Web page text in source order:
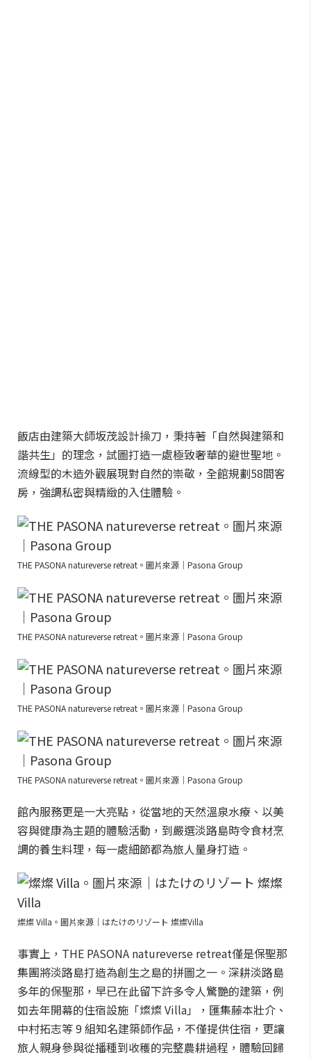
飯店由建築大師坂茂設計操刀，秉持著「自然與建築和
諧共生」的理念，試圖打造一處極致奢華的避世聖地。
流線型的木造外觀展現對自然的崇敬，全館規劃58間客
房，強調私密與精緻的入住體驗。
THE PASONA natureverse retreat。圖片來源｜Pasona Group
THE PASONA natureverse retreat。圖片來源｜Pasona Group
THE PASONA natureverse retreat。圖片來源｜Pasona Group
THE PASONA natureverse retreat。圖片來源｜Pasona Group
館內服務更是一大亮點，從當地的天然溫泉水療、以美
容與健康為主題的體驗活動，到嚴選淡路島時令食材烹
調的養生料理，每一處細節都為旅人量身打造。
燦燦 Villa。圖片來源｜はたけのリゾート 燦燦Villa
事實上，THE PASONA natureverse retreat僅是保聖那
集團將淡路島打造為創生之島的拼圖之一。深耕淡路島
多年的保聖那，早已在此留下許多令人驚艷的建築，例
如去年開幕的住宿設施「燦燦 Villa」，匯集藤本壯介、
中村拓志等 9 組知名建築師作品，不僅提供住宿，更讓
旅人親身參與從播種到收穫的完整農耕過程，體驗回歸